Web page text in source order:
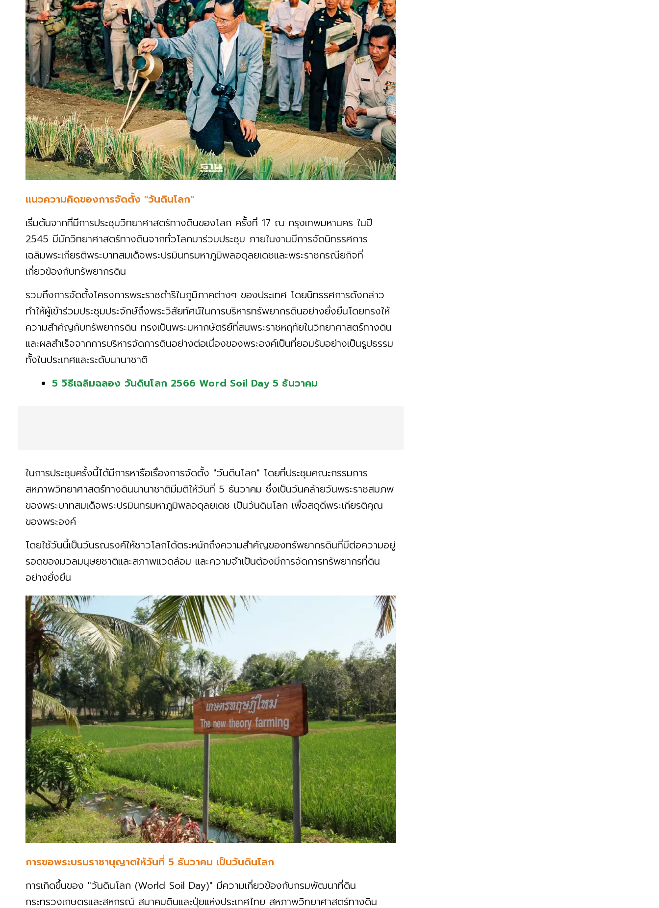
แนวความคิดของการจัดตั้ง "วันดินโลก"
เริ่มต้นจากที่มีการประชุมวิทยาศาสตร์ทางดินของโลก ครั้งที่ 17 ณ กรุงเทพมหานคร ในปี
2545 มีนักวิทยาศาสตร์ทางดินจากทั่วโลกมาร่วมประชุม ภายในงานมีการจัดนิทรรศการ
เฉลิมพระเกียรติพระบาทสมเด็จพระปรมินทรมหาภูมิพลอดุลยเดชและพระราชกรณียกิจที่
เกี่ยวข้องกับทรัพยากรดิน
รวมถึงการจัดตั้งโครงการพระราชดำริในภูมิภาคต่างๆ ของประเทศ โดยนิทรรศการดังกล่าว
ทำให้ผู้เข้าร่วมประชุมประจักษ์ถึงพระวิสัยทัศน์ในการบริหารทรัพยากรดินอย่างยั่งยืนโดยทรงให้
ความสำคัญกับทรัพยากรดิน ทรงเป็นพระมหากษัตริย์ที่สนพระราชหฤทัยในวิทยาศาสตร์ทางดิน
และผลสำเร็จจากการบริหารจัดการดินอย่างต่อเนื่องของพระองค์เป็นที่ยอมรับอย่างเป็นรูปธรรม
ทั้งในประเทศและระดับนานาชาติ
5 วิธีเฉลิมฉลอง วันดินโลก 2566 Word Soil Day 5 ธันวาคม
ในการประชุมครั้งนี้ได้มีการหารือเรื่องการจัดตั้ง "วันดินโลก" โดยที่ประชุมคณะกรรมการ
สหภาพวิทยาศาสตร์ทางดินนานาชาติมีมติให้วันที่ 5 ธันวาคม ซึ่งเป็นวันคล้ายวันพระราชสมภพ
ของพระบาทสมเด็จพระปรมินทรมหาภูมิพลอดุลยเดช เป็นวันดินโลก เพื่อสดุดีพระเกียรติคุณ
ของพระองค์
โดยใช้วันนี้เป็นวันรณรงค์ให้ชาวโลกได้ตระหนักถึงความสำคัญของทรัพยากรดินที่มีต่อความอยู่
รอดของมวลมนุษยชาติและสภาพแวดล้อม และความจำเป็นต้องมีการจัดการทรัพยากรที่ดิน
อย่างยั่งยืน
การขอพระบรมราชานุญาตให้วันที่ 5 ธันวาคม เป็นวันดินโลก
การเกิดขึ้นของ "วันดินโลก (World Soil Day)" มีความเกี่ยวข้องกับกรมพัฒนาที่ดิน
กระทรวงเกษตรและสหกรณ์ สมาคมดินและปุ๋ยแห่งประเทศไทย สหภาพวิทยาศาสตร์ทางดิน